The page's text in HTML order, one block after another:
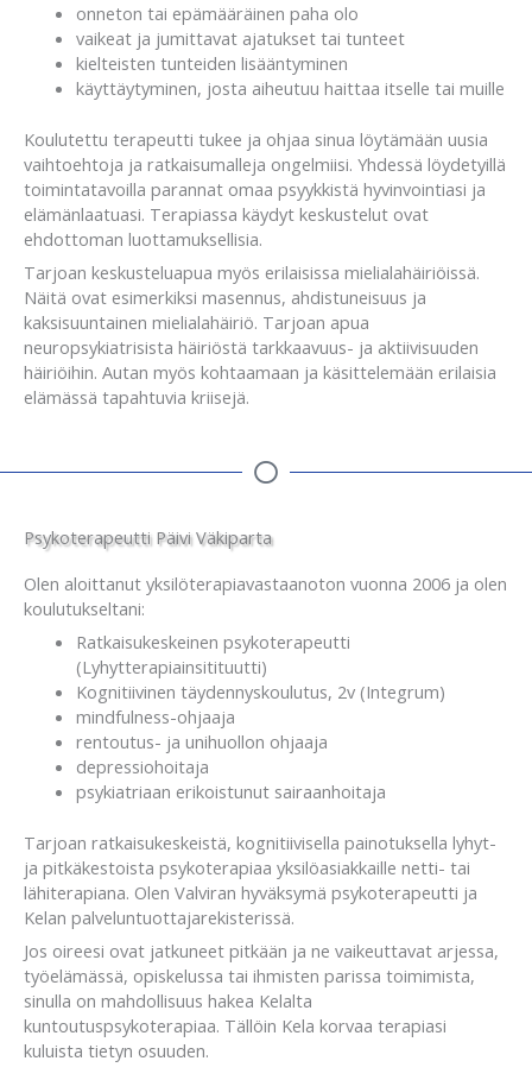
onneton tai epämääräinen paha olo
vaikeat ja jumittavat ajatukset tai tunteet
kielteisten tunteiden lisääntyminen
käyttäytyminen, josta aiheutuu haittaa itselle tai muille
Koulutettu terapeutti tukee ja ohjaa sinua löytämään uusia
vaihtoehtoja ja ratkaisumalleja ongelmiisi. Yhdessä löydetyillä
toimintatavoilla parannat omaa psyykkistä hyvinvointiasi ja
elämänlaatuasi. Terapiassa käydyt keskustelut ovat
ehdottoman luottamuksellisia.
Tarjoan keskusteluapua myös erilaisissa mielialahäiriöissä.
Näitä ovat esimerkiksi masennus, ahdistuneisuus ja
kaksisuuntainen mielialahäiriö. Tarjoan apua
neuropsykiatrisista häiriöstä tarkkaavuus- ja aktiivisuuden
häiriöihin. Autan myös kohtaamaan ja käsittelemään erilaisia
elämässä tapahtuvia kriisejä.
Psykoterapeutti Päivi Väkiparta
Olen aloittanut yksilöterapiavastaanoton vuonna 2006 ja olen
koulutukseltani:
Ratkaisukeskeinen psykoterapeutti
(Lyhytterapiainsitituutti)
Kognitiivinen täydennyskoulutus, 2v (Integrum)
mindfulness-ohjaaja
rentoutus- ja unihuollon ohjaaja
depressiohoitaja
psykiatriaan erikoistunut sairaanhoitaja
Tarjoan ratkaisukeskeistä, kognitiivisella painotuksella lyhyt-
ja pitkäkestoista psykoterapiaa yksilöasiakkaille netti- tai
lähiterapiana. Olen Valviran hyväksymä psykoterapeutti ja
Kelan palveluntuottajarekisterissä.
Jos oireesi ovat jatkuneet pitkään ja ne vaikeuttavat arjessa,
työelämässä, opiskelussa tai ihmisten parissa toimimista,
sinulla on mahdollisuus hakea Kelalta
kuntoutuspsykoterapiaa. Tällöin Kela korvaa terapiasi
kuluista tietyn osuuden.